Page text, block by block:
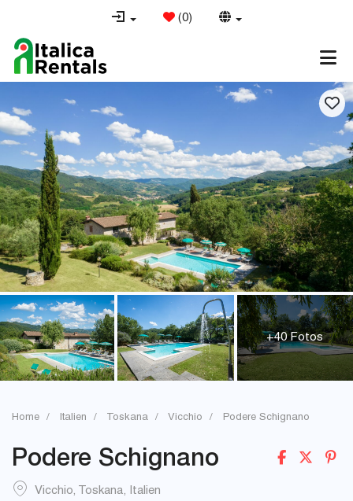
(0)
+40 Fotos
Home Italien Toskana Vicchio Podere Schignano
Podere Schignano
Vicchio, Toskana, Italien